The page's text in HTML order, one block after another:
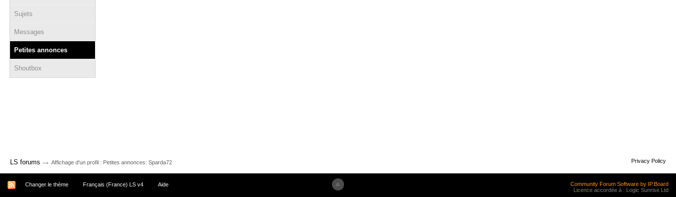
Sujets
Messages
Petites annonces
Shoutbox
LS forums → Affichage d'un profil : Petites annonces: Sparda72 Privacy Policy
Changer le thème Français (France) LS v4 Aide
Community Forum Software by IP.Board
Licence accordée à : Logic Sunrise Ltd